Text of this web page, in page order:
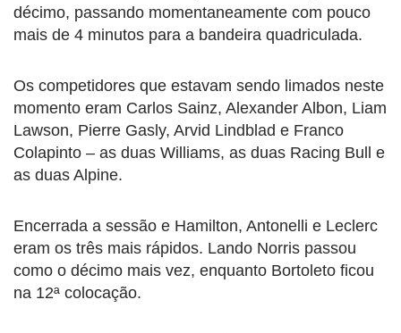
décimo, passando momentaneamente com pouco
mais de 4 minutos para a bandeira quadriculada.
Os competidores que estavam sendo limados neste
momento eram Carlos Sainz, Alexander Albon, Liam
Lawson, Pierre Gasly, Arvid Lindblad e Franco
Colapinto – as duas Williams, as duas Racing Bull e
as duas Alpine.
Encerrada a sessão e Hamilton, Antonelli e Leclerc
eram os três mais rápidos. Lando Norris passou
como o décimo mais vez, enquanto Bortoleto ficou
na 12ª colocação.